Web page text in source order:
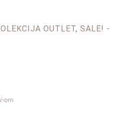
OUTLET, SALE! -
om